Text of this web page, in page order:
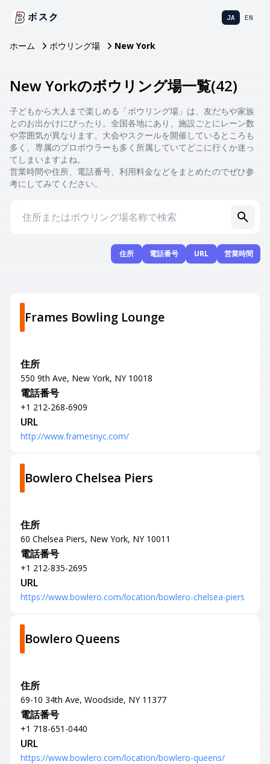
ボスク JA EN
ホーム ボウリング場 New York
New Yorkのボウリング場一覧(42)
子どもから大人まで楽しめる「ボウリング場」は、友だちや家族
とのお出かけにぴったり。全国各地にあり、施設ごとにレーン数
や雰囲気が異なります。大会やスクールを開催しているところも
多く、専属のプロボウラーも多く所属していてどこに行くか迷っ
てしまいますよね。
営業時間や住所、電話番号、利用料金などをまとめたのでぜひ参
考にしてみてください。
住所 電話番号 URL 営業時間
Frames Bowling Lounge
住所
550 9th Ave, New York, NY 10018
電話番号
+1 212-268-6909
URL
http://www.framesnyc.com/
Bowlero Chelsea Piers
住所
60 Chelsea Piers, New York, NY 10011
電話番号
+1 212-835-2695
URL
https://www.bowlero.com/location/bowlero-chelsea-piers
Bowlero Queens
住所
69-10 34th Ave, Woodside, NY 11377
電話番号
+1 718-651-0440
URL
https://www.bowlero.com/location/bowlero-queens/